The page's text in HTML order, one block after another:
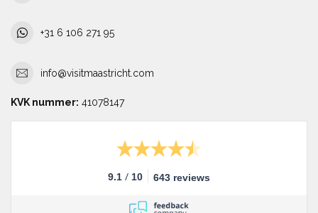
+31 6 106 271 95
info@visitmaastricht.com
KVK nummer: 41078147
9.1 / 10 643 reviews